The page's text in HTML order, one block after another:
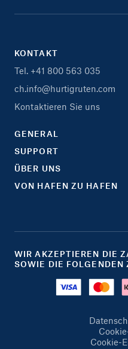
KONTAKT
Tel. +41 800 563 035
ch.info@hurtigruten.com
Kontaktieren Sie uns
GENERAL
SUPPORT
ÜBER UNS
VON HAFEN ZU HAFEN
WIR AKZEPTIEREN DIE
SOWIE DIE
Cookie-